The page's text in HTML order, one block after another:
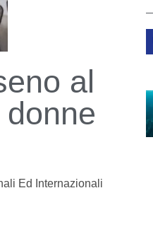
al
Ed Internazionali